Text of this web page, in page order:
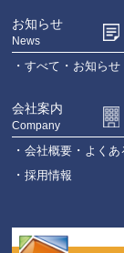
お知らせ
News
すべて お知らせ
会社案内
Company
会社概要 よくあ
採用情報